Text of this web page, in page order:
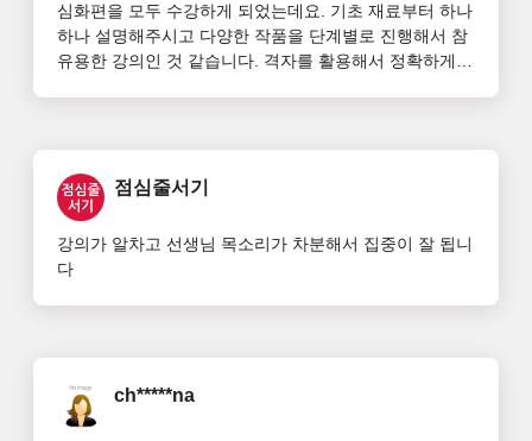
심화편을 모두 수강하게 되었는데요. 기초 재료부터 하나
하나 설명해주시고 다양한 작품을 단계별로 진행해서 참
유용한 강의인 것 같습니다. 격자를 활용해서 정확하게
점심줄서기
강의가 알차고 선생님 목소리가 차분해서 집중이 잘 됩니
다
ch*****na